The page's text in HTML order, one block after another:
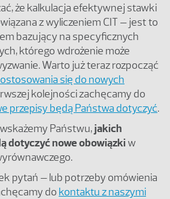
że kalkulacja efektywnej stawki
z wyliczeniem CIT – jest to
bazujący na specyficznych
którego wdrożenie może
Warto już teraz rozpocząć
się do nowych
kolejności zachęcamy do
przepisy będą Państwa dotyczyć.
Państwu,jakich
dotyczyć nowe obowiązki w
pytań – lub potrzeby omówienia
do kontaktu z naszymi